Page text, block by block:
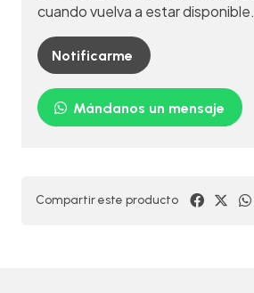
cuando vuelva a estar disponible.
Notificarme
Mándanos un mensaje
Compartir este producto